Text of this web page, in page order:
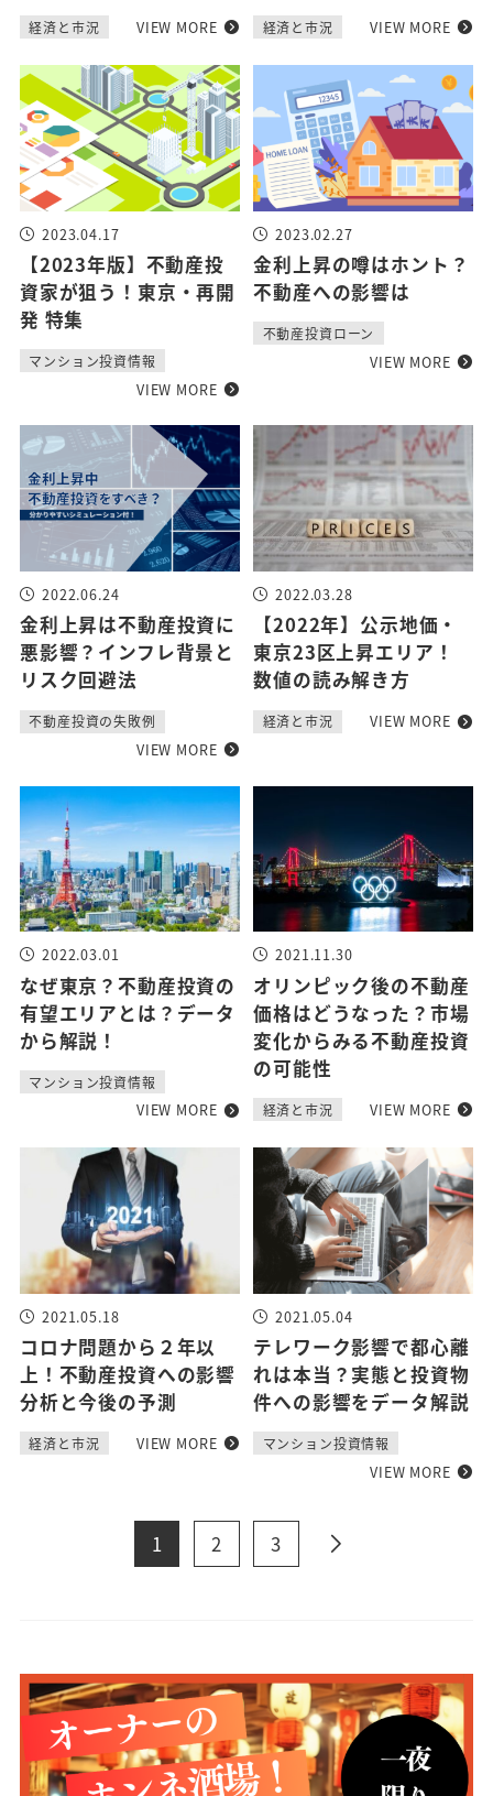
経済と市況 VIEW MORE 経済と市況 VIEW MORE
2023.04.17
【2023年版】不動産投
資家が狙う！東京・再開
発 特集
マンション投資情報
VIEW MORE
2023.02.27
金利上昇の噂はホント？
不動産への影響は
不動産投資ローン
VIEW MORE
2022.06.24
金利上昇は不動産投資に
悪影響？インフレ背景と
リスク回避法
不動産投資の失敗例
VIEW MORE
2022.03.28
【2022年】公示地価・
東京23区上昇エリア！
数値の読み解き方
経済と市況 VIEW MORE
2022.03.01
なぜ東京？不動産投資の
有望エリアとは？データ
から解説！
マンション投資情報
VIEW MORE
2021.11.30
オリンピック後の不動産
価格はどうなった？市場
変化からみる不動産投資
の可能性
経済と市況 VIEW MORE
2021.05.18
コロナ問題から２年以
上！不動産投資への影響
分析と今後の予測
経済と市況 VIEW MORE
2021.05.04
テレワーク影響で都心離
れは本当？実態と投資物
件への影響をデータ解説
マンション投資情報
VIEW MORE
1 2 3